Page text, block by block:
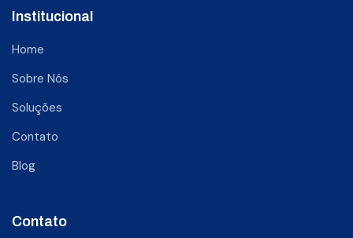
Institucional
Home
Sobre Nós
Soluções
Contato
Blog
Contato